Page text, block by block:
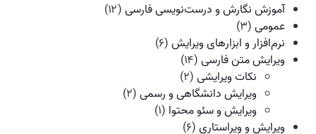
آموزش نگارش و درست‌نویسی فارسی(۱۲)
عمومی(۳)
نرم‌افزار و ابزارهای ویرایش(۶)
ویرایش متن فارسی(۱۴)
نکات ویرایشی(۲)
ویرایش دانشگاهی و رسمی(۲)
ویرایش و سئو محتوا (۱)
ویرایش و ویراستاری(۶)